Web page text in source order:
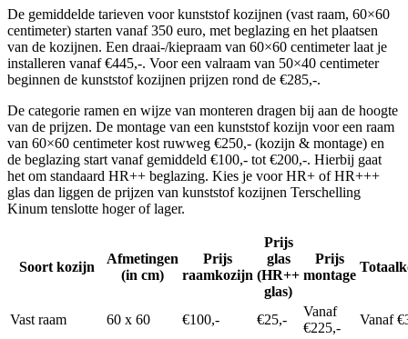
De gemiddelde tarieven voor kunststof kozijnen (vast raam, 60×60
centimeter) starten vanaf 350 euro, met beglazing en het plaatsen
van de kozijnen. Een draai-/kiepraam van 60×60 centimeter laat je
installeren vanaf €445,-. Voor een valraam van 50×40 centimeter
beginnen de kunststof kozijnen prijzen rond de €285,-.
De categorie ramen en wijze van monteren dragen bij aan de hoogte
van de prijzen. De montage van een kunststof kozijn voor een raam
van 60×60 centimeter kost ruwweg €250,- (kozijn & montage) en
de beglazing start vanaf gemiddeld €100,- tot €200,-. Hierbij gaat
het om standaard HR++ beglazing. Kies je voor HR+ of HR+++
glas dan liggen de prijzen van kunststof kozijnen Terschelling
Kinum tenslotte hoger of lager.
Soort kozijn
Afmetingen
(in cm)
Prijs
raamkozijn
Prijs
glas
(HR++
glas)
Prijs
montage
Vast raam 60 x 60 €100,- €25,-
Vanaf
€225,-
Vanaf